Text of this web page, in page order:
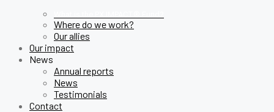
Where do we work?
Our allies
Our impact
News
Annual reports
News
Testimonials
Contact